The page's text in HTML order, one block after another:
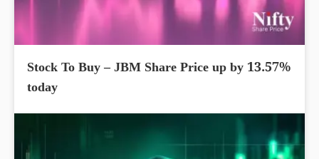
Stock To Buy – JBM Share Price up by 13.57%
today